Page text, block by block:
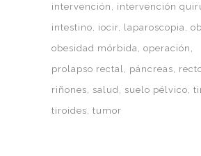
intervención
intervención
intestino
iocir laparoscopia
obesidad mórbida
operación
prolapso rectal
páncreas
riñones
salud suelo pélvico
tiroides tumor